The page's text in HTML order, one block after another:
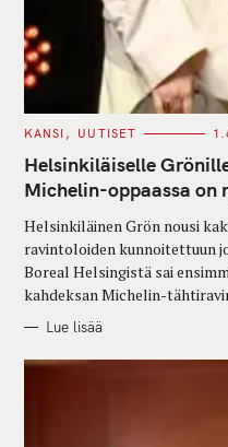
C
T
E
G
O
I
S
KANSI UUTISET
Helsinkiläiselle
Michelin-oppaassa on
Helsinkiläinen Grön nousi
ravintoloiden kunnoitettuun
Boreal Helsingistä sai
kahdeksan Michelin-
Lue lisää